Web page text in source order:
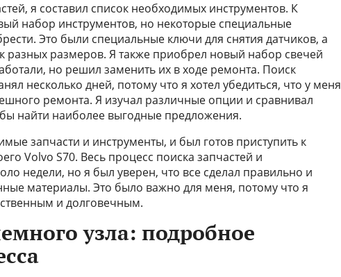
я составил список необходимых инструментов. К
набор инструментов, но некоторые специальные
Это были специальные ключи для снятия датчиков, а
разных размеров. Я также приобрел новый набор свечей
но решил заменить их в ходе ремонта. Поиск
несколько дней, потому что я хотел убедиться, что у меня
ремонта. Я изучал различные опции и сравнивал
найти наиболее выгодные предложения.
запчасти и инструменты, и был готов приступить к
Volvo S70. Весь процесс поиска запчастей и
недели, но я был уверен, что все сделал правильно и
материалы. Это было важно для меня, потому что я
и долговечным.
узла: подробное